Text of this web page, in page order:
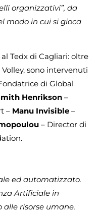
organizzativi”, da
modo in cui si gioca
Tedx di Cagliari: oltre
sono intervenuti
di Global
Henrikson –
– Manu Invisible –
– Director di
ed automatizzato.
Artificiale in
risorse umane.